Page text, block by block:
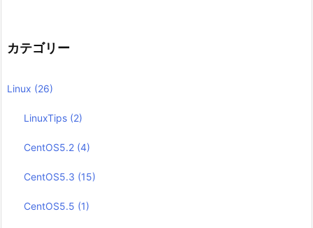
カテゴリー
Linux (26)
LinuxTips (2)
CentOS5.2 (4)
CentOS5.3 (15)
CentOS5.5 (1)